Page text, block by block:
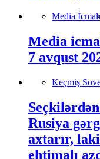
Media
Media
7 avqust
Keçmiş
Rusiya
axtarır,
ehtimalı